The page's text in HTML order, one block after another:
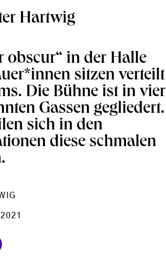
Hartwig
obscur“ in der Halle
sitzen verteilt
Die Bühne ist in vier
Gassen gegliedert.
sich in den
diese schmalen